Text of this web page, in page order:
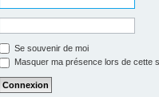
Se souvenir de moi
Masquer ma présence lors de cette